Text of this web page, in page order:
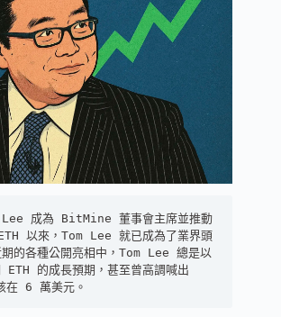
Lee 成為 BitMine 董事會主席並推動
以來，Tom Lee 就已成為了業界頭
的各種公開亮相中，Tom Lee 總是以
ETH 的成長預期，甚至曾高調喊出
在 6 萬美元。